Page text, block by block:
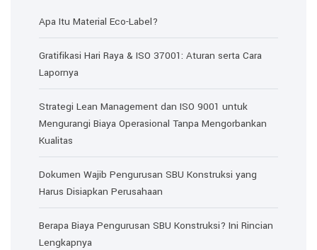
Apa Itu Material Eco-Label?
Gratifikasi Hari Raya & ISO 37001: Aturan serta Cara
Lapornya
Strategi Lean Management dan ISO 9001 untuk
Mengurangi Biaya Operasional Tanpa Mengorbankan
Kualitas
Dokumen Wajib Pengurusan SBU Konstruksi yang
Harus Disiapkan Perusahaan
Berapa Biaya Pengurusan SBU Konstruksi? Ini Rincian
Lengkapnya